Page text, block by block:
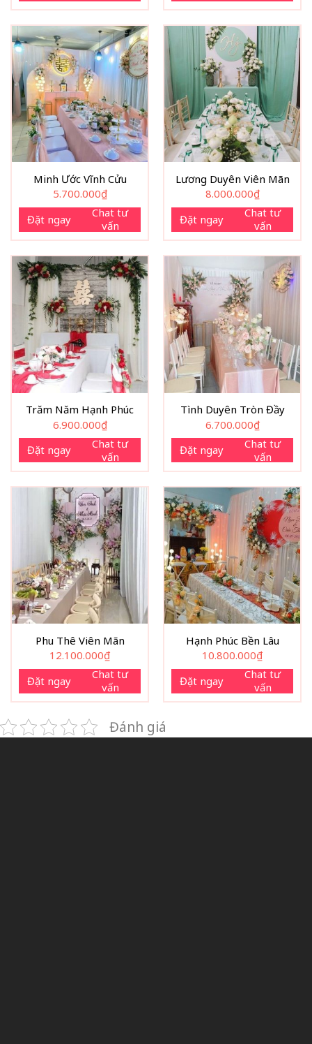
Minh Ước Vĩnh Cửu
5.700.000₫
Đặt ngay
Chat tư
vấn
Lương Duyên Viên Mãn
8.000.000₫
Đặt ngay
Chat tư
vấn
Trăm Năm Hạnh Phúc
6.900.000₫
Đặt ngay
Chat tư
vấn
Tình Duyên Tròn Đầy
6.700.000₫
Đặt ngay
Chat tư
vấn
Phu Thê Viên Mãn
12.100.000₫
Đặt ngay
Chat tư
vấn
Hạnh Phúc Bền Lâu
10.800.000₫
Đặt ngay
Chat tư
vấn
Đánh giá